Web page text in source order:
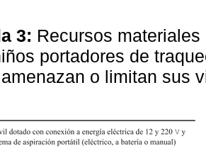
3: Recursos
portadores de
o limitan sus